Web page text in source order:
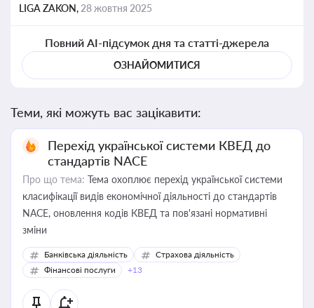
LIGA ZAKON, 28 жовтня 2025
Повний AI-підсумок дня та статті-джерела
ОЗНАЙОМИТИСЯ
Теми, які можуть вас зацікавити:
Перехід української системи КВЕД до
стандартів NACE
Про що тема: Тема охоплює перехід української системи
класифікації видів економічної діяльності до стандартів
NACE, оновлення кодів КВЕД та пов'язані нормативні
зміни
Банківська діяльність
Страхова діяльність
Фінансові послуги
+13